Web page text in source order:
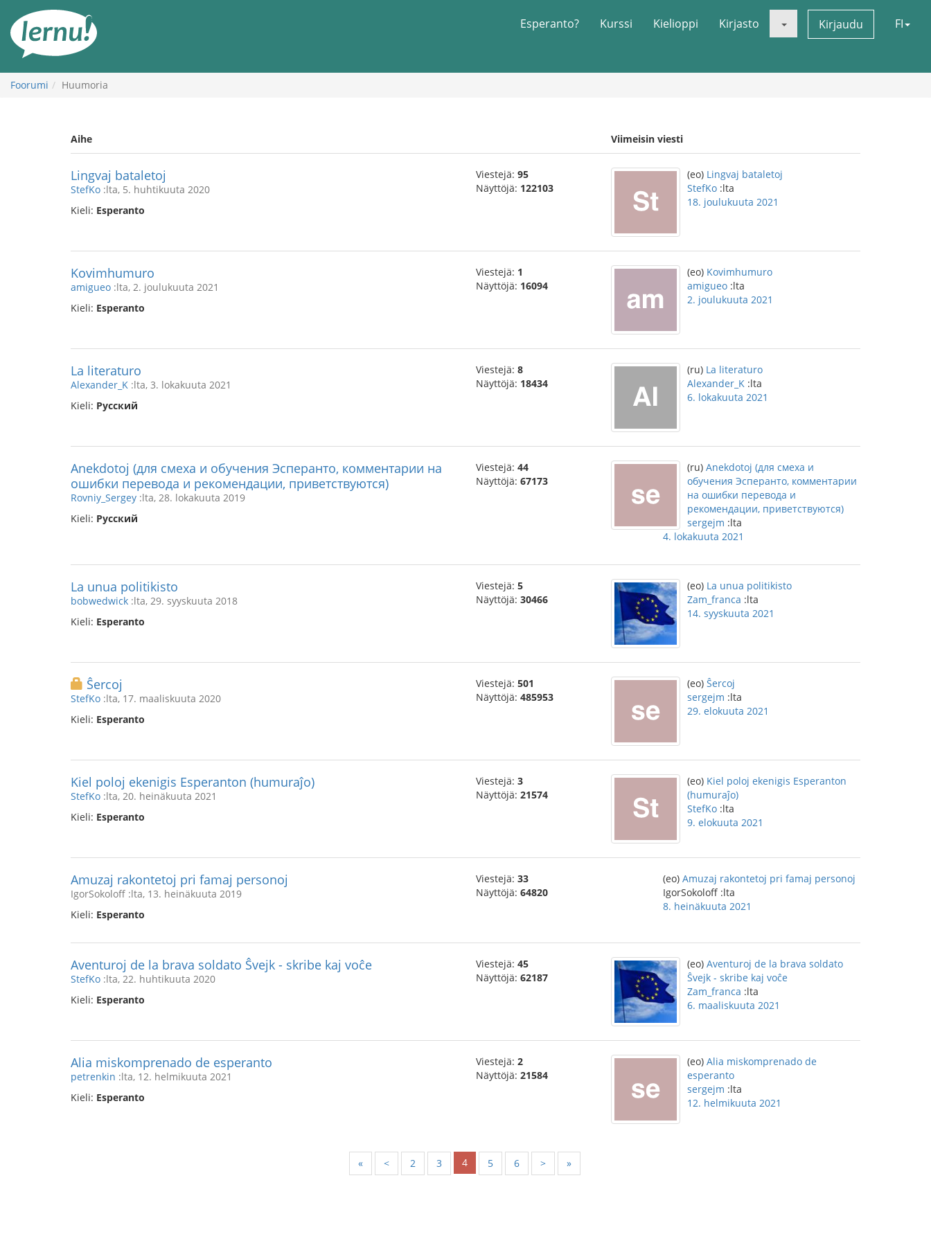
sisältöön
Esperanto? Kurssi Kielioppi Kirjasto Kirjaudu FI
Foorumi Huumoria
Aihe Viimeisin viesti
Lingvaj bataletoj
StefKo :lta, 5. huhtikuuta 2020
Kieli: Esperanto
Viestejä: 95
Näyttöjä: 122103
(eo) Lingvaj bataletoj
StefKo :lta
18. joulukuuta 2021
Kovimhumuro
amigueo :lta, 2. joulukuuta 2021
Kieli: Esperanto
Viestejä: 1
Näyttöjä: 16094
(eo) Kovimhumuro
amigueo :lta
2. joulukuuta 2021
La literaturo
Alexander_K :lta, 3. lokakuuta 2021
Kieli: Русский
Viestejä: 8
Näyttöjä: 18434
(ru) La literaturo
Alexander_K :lta
6. lokakuuta 2021
Anekdotoj (для смеха и обучения Эсперанто, комментарии на
ошибки перевода и рекомендации, приветствуются)
Rovniy_Sergey :lta, 28. lokakuuta 2019
Kieli: Русский
Viestejä: 44
Näyttöjä: 67173
(ru) Anekdotoj (для смеха и
обучения Эсперанто, комментарии
на ошибки перевода и
рекомендации, приветствуются)
sergejm :lta
4. lokakuuta 2021
La unua politikisto
bobwedwick :lta, 29. syyskuuta 2018
Kieli: Esperanto
Viestejä: 5
Näyttöjä: 30466
(eo) La unua politikisto
Zam_franca :lta
14. syyskuuta 2021
Ŝercoj
StefKo :lta, 17. maaliskuuta 2020
Kieli: Esperanto
Viestejä: 501
Näyttöjä: 485953
(eo) Ŝercoj
sergejm :lta
29. elokuuta 2021
Kiel poloj ekenigis Esperanton (humuraĵo)
StefKo :lta, 20. heinäkuuta 2021
Kieli: Esperanto
Viestejä: 3
Näyttöjä: 21574
(eo) Kiel poloj ekenigis Esperanton
(humuraĵo)
StefKo :lta
9. elokuuta 2021
Amuzaj rakontetoj pri famaj personoj
IgorSokoloff :lta, 13. heinäkuuta 2019
Kieli: Esperanto
Viestejä: 33
Näyttöjä: 64820
(eo) Amuzaj rakontetoj pri famaj personoj
IgorSokoloff :lta
8. heinäkuuta 2021
Aventuroj de la brava soldato Ŝvejk - skribe kaj voĉe
StefKo :lta, 22. huhtikuuta 2020
Kieli: Esperanto
Viestejä: 45
Näyttöjä: 62187
(eo) Aventuroj de la brava soldato
Ŝvejk - skribe kaj voĉe
Zam_franca :lta
6. maaliskuuta 2021
Alia miskomprenado de esperanto
petrenkin :lta, 12. helmikuuta 2021
Kieli: Esperanto
Viestejä: 2
Näyttöjä: 21584
(eo) Alia miskomprenado de
esperanto
sergejm :lta
12. helmikuuta 2021
« < 2 3 4 5 6 > »